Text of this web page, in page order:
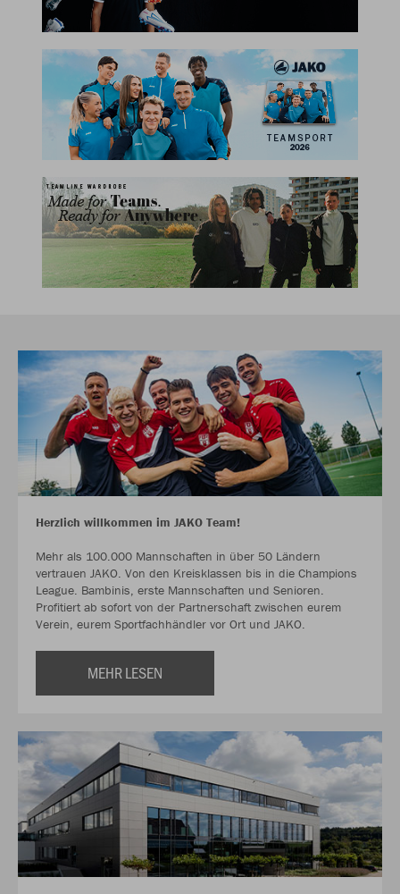
Herzlich willkommen im JAKO Team!
Mehr als 100.000 Mannschaften in über 50 Ländern
vertrauen JAKO. Von den Kreisklassen bis in die Champions
League. Bambinis, erste Mannschaften und Senioren.
Profitiert ab sofort von der Partnerschaft zwischen eurem
Verein, eurem Sportfachhändler vor Ort und JAKO.
MEHR LESEN